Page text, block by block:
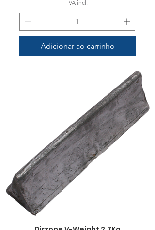
IVA incl.
Adicionar ao carrinho